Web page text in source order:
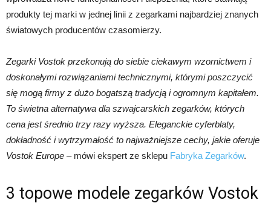
produkty tej marki w jednej linii z zegarkami najbardziej znanych
światowych producentów czasomierzy.
Zegarki Vostok przekonują do siebie ciekawym wzornictwem i
doskonałymi rozwiązaniami technicznymi, którymi poszczycić
się mogą firmy z dużo bogatszą tradycją i ogromnym kapitałem.
To świetna alternatywa dla szwajcarskich zegarków, których
cena jest średnio trzy razy wyższa. Eleganckie cyferblaty,
dokładność i wytrzymałość to najważniejsze cechy, jakie oferuje
Vostok Europe – mówi ekspert ze sklepu Fabryka Zegarków.
3 topowe modele zegarków Vostok